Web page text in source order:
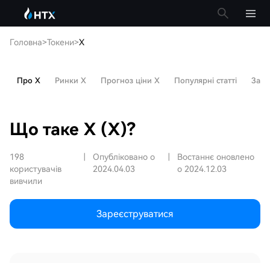
Головна>Токени>X
Про X Ринки X Прогноз ціни X Популярні статті
Що таке X (X)?
198
користувачів
вивчили
Опубліковано о
2024.04.03
Востаннє оновлено
о 2024.12.03
Зареєструватися